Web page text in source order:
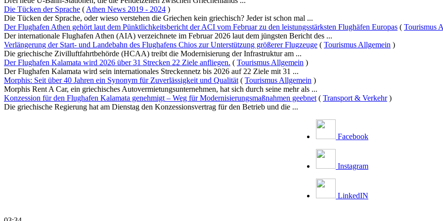
Die Tücken der Sprache ( Athen News 2019 - 2024 )
Die Tücken der Sprache, oder wieso verstehen die Griechen kein griechisch? Jeder ist schon mal ...
Der Flughafen Athen gehört laut dem Pünktlichkeitsbericht der ACI vom Februar zu den leistungsstärksten Flughäfen Europas ( Tourismus
Der internationale Flughafen Athen (AIA) verzeichnete im Februar 2026 laut dem jüngsten Bericht des ...
Verlängerung der Start- und Landebahn des Flughafens Chios zur Unterstützung größerer Flugzeuge ( Tourismus Allgemein )
Die griechische Zivilluftfahrtbehörde (HCAA) treibt die Modernisierung der Infrastruktur am ...
Der Flughafen Kalamata wird 2026 über 31 Strecken 22 Ziele anfliegen. ( Tourismus Allgemein )
Der Flughafen Kalamata wird sein internationales Streckennetz bis 2026 auf 22 Ziele mit 31 ...
Morphis: Seit über 40 Jahren ein Synonym für Zuverlässigkeit und Qualität ( Tourismus Allgemein )
Morphis Rent A Car, ein griechisches Autovermietungsunternehmen, hat sich durch seine mehr als ...
Konzession für den Flughafen Kalamata genehmigt – Weg für Modernisierungsmaßnahmen geebnet ( Transport & Verkehr)
Die griechische Regierung hat am Dienstag den Konzessionsvertrag für den Betrieb und die ...
Facebook
Instagram
LinkedIN